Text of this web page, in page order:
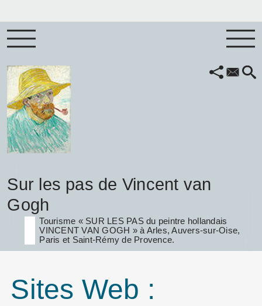
Sur les pas de Vincent van
Gogh
Tourisme « SUR LES PAS du peintre hollandais
VINCENT VAN GOGH » à Arles, Auvers-sur-Oise,
Paris et Saint-Rémy de Provence.
Sites Web :